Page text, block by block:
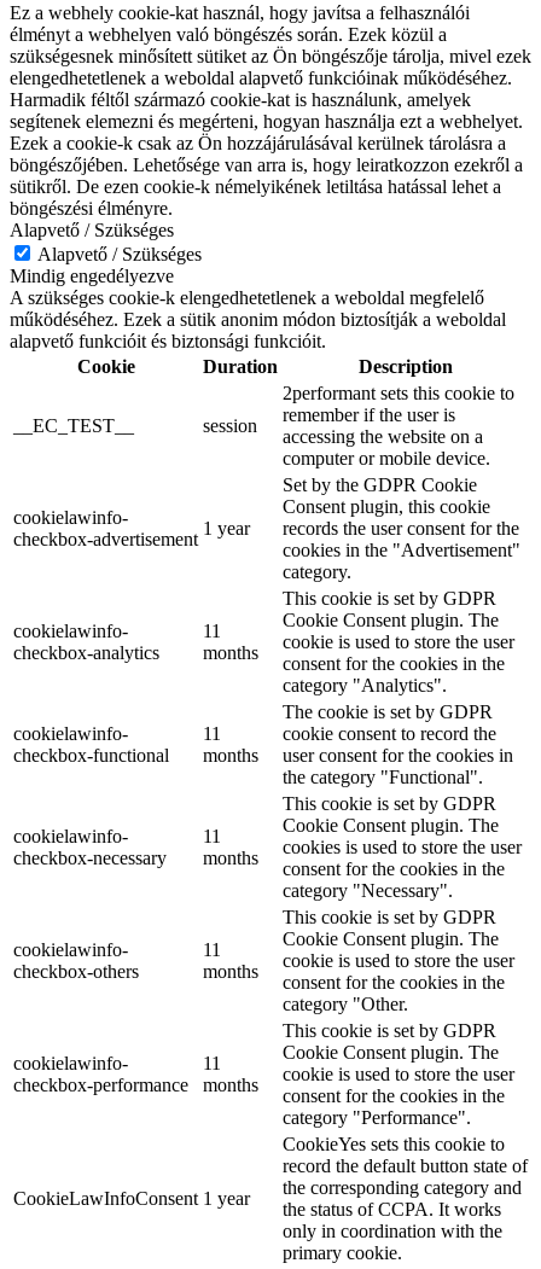
Ez a webhely cookie-kat használ, hogy javítsa a felhasználói
élményt a webhelyen való böngészés során. Ezek közül a
szükségesnek minősített sütiket az Ön böngészője tárolja, mivel ezek
elengedhetetlenek a weboldal alapvető funkcióinak működéséhez.
Harmadik féltől származó cookie-kat is használunk, amelyek
segítenek elemezni és megérteni, hogyan használja ezt a webhelyet.
Ezek a cookie-k csak az Ön hozzájárulásával kerülnek tárolásra a
böngészőjében. Lehetősége van arra is, hogy leiratkozzon ezekről a
sütikről. De ezen cookie-k némelyikének letiltása hatással lehet a
böngészési élményre.
Alapvető / Szükséges
Alapvető / Szükséges
Mindig engedélyezve
A szükséges cookie-k elengedhetetlenek a weboldal megfelelő
működéséhez. Ezek a sütik anonim módon biztosítják a weboldal
alapvető funkcióit és biztonsági funkcióit.
Cookie
Duration Description
__EC_TEST__ session
2performant sets this cookie to
remember if the user is
accessing the website on a
computer or mobile device.
cookielawinfo-
checkbox-advertisement
1 year
Set by the GDPR Cookie
Consent plugin, this cookie
records the user consent for the
cookies in the "Advertisement"
category.
cookielawinfo-
checkbox-analytics
11
months
This cookie is set by GDPR
Cookie Consent plugin. The
cookie is used to store the user
consent for the cookies in the
category "Analytics".
cookielawinfo-
checkbox-functional
11
months
The cookie is set by GDPR
cookie consent to record the
user consent for the cookies in
the category "Functional".
cookielawinfo-
checkbox-necessary
11
months
This cookie is set by GDPR
Cookie Consent plugin. The
cookies is used to store the user
consent for the cookies in the
category "Necessary".
cookielawinfo-
checkbox-others
11
months
This cookie is set by GDPR
Cookie Consent plugin. The
cookie is used to store the user
consent for the cookies in the
category "Other.
cookielawinfo-
checkbox-performance
11
months
This cookie is set by GDPR
Cookie Consent plugin. The
cookie is used to store the user
consent for the cookies in the
category "Performance".
CookieLawInfoConsent 1 year
CookieYes sets this cookie to
record the default button state of
the corresponding category and
the status of CCPA. It works
only in coordination with the
primary cookie.